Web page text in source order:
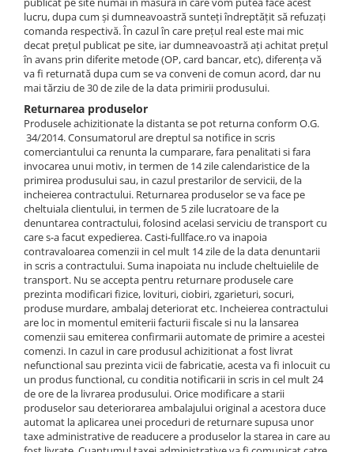
lucru, dupa cum și dumneavoastră sunteți îndreptățit să refuzați
comanda respectivă. În cazul în care prețul real este mai mic
decat prețul publicat pe site, iar dumneavoastră ați achitat prețul
în avans prin diferite metode (OP, card bancar, etc), diferența vă
va fi returnată dupa cum se va conveni de comun acord, dar nu
mai tărziu de 30 de zile de la data primirii produsului.
Returnarea produselor
Produsele achizitionate la distanta se pot returna conform O.G.
34/2014. Consumatorul are dreptul sa notifice in scris
comerciantului ca renunta la cumparare, fara penalitati si fara
invocarea unui motiv, in termen de 14 zile calendaristice de la
primirea produsului sau, in cazul prestarilor de servicii, de la
incheierea contractului. Returnarea produselor se va face pe
cheltuiala clientului, in termen de 5 zile lucratoare de la
denuntarea contractului, folosind acelasi serviciu de transport cu
care s-a facut expedierea. Casti-fullface.ro va inapoia
contravaloarea comenzii in cel mult 14 zile de la data denuntarii
in scris a contractului. Suma inapoiata nu include cheltuielile de
transport. Nu se accepta pentru returnare produsele care
prezinta modificari fizice, lovituri, ciobiri, zgarieturi, socuri,
produse murdare, ambalaj deteriorat etc. Incheierea contractului
are loc in momentul emiterii facturii fiscale si nu la lansarea
comenzii sau emiterea confirmarii automate de primire a acestei
comenzi. In cazul in care produsul achizitionat a fost livrat
nefunctional sau prezinta vicii de fabricatie, acesta va fi inlocuit cu
un produs functional, cu conditia notificarii in scris in cel mult 24
de ore de la livrarea produsului. Orice modificare a starii
produselor sau deteriorarea ambalajului original a acestora duce
automat la aplicarea unei proceduri de returnare supusa unor
taxe administrative de readucere a produselor la starea in care au